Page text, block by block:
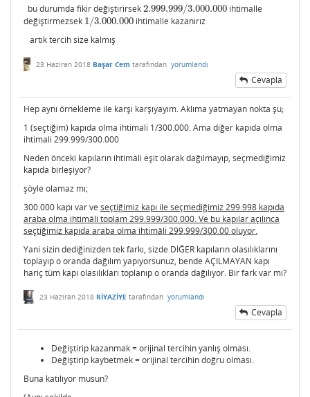
bu durumda fikir değiştirirsek2.999.999/3.000.000
2.999.999/3.000.000
ihtimalle
değiştirmezsek 1/3.000.000
1/3.000.000 ihtimalle kazanırız
artık tercih size kalmış
23 Haziran 2018 Başar Cem tarafından yorumlandı
Cevapla
Hep aynı örnekleme ile karşı karşıyayım. Aklıma yatmayan nokta şu;
1 (seçtiğim) kapıda olma ihtimali 1/300.000. Ama diğer kapıda olma
ihtimali 299.999/300.000
Neden önceki kapıların ihtimâli eşit olarak dağılmayıp, seçmediğimiz
kapıda birleşiyor?
şöyle olamaz mı;
300.000 kapı var ve seçtiğimiz kapı ile seçmediğimiz 299.998 kapıda
araba olma ihtimâli toplam 299.999/300.000. Ve bu kapılar açılınca
seçtiğimiz kapıda araba olma ihtimâli 299.999/300.00 oluyor.
Yani sizin dediğinizden tek farkı, sizde DİĞER kapıların olasılıklarını
toplayıp o oranda dağılım yapıyorsunuz, bende AÇILMAYAN kapı
hariç tüm kapı olasılıkları toplanıp o oranda dağılıyor. Bir fark var mı?
23 Haziran 2018 RİYAZİYE tarafından yorumlandı
Cevapla
Değiştirip kazanmak = orijinal tercihin yanlış olması.
Değiştirip kaybetmek = orijinal tercihin doğru olması.
Buna katılıyor musun?